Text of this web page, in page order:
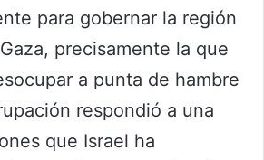
para gobernar la región
precisamente la que
a punta de hambre
respondió a una
que Israel ha